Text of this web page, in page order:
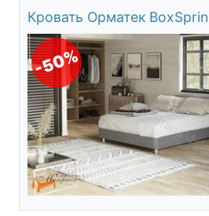
Кровать
Кровать Орматек
-50%